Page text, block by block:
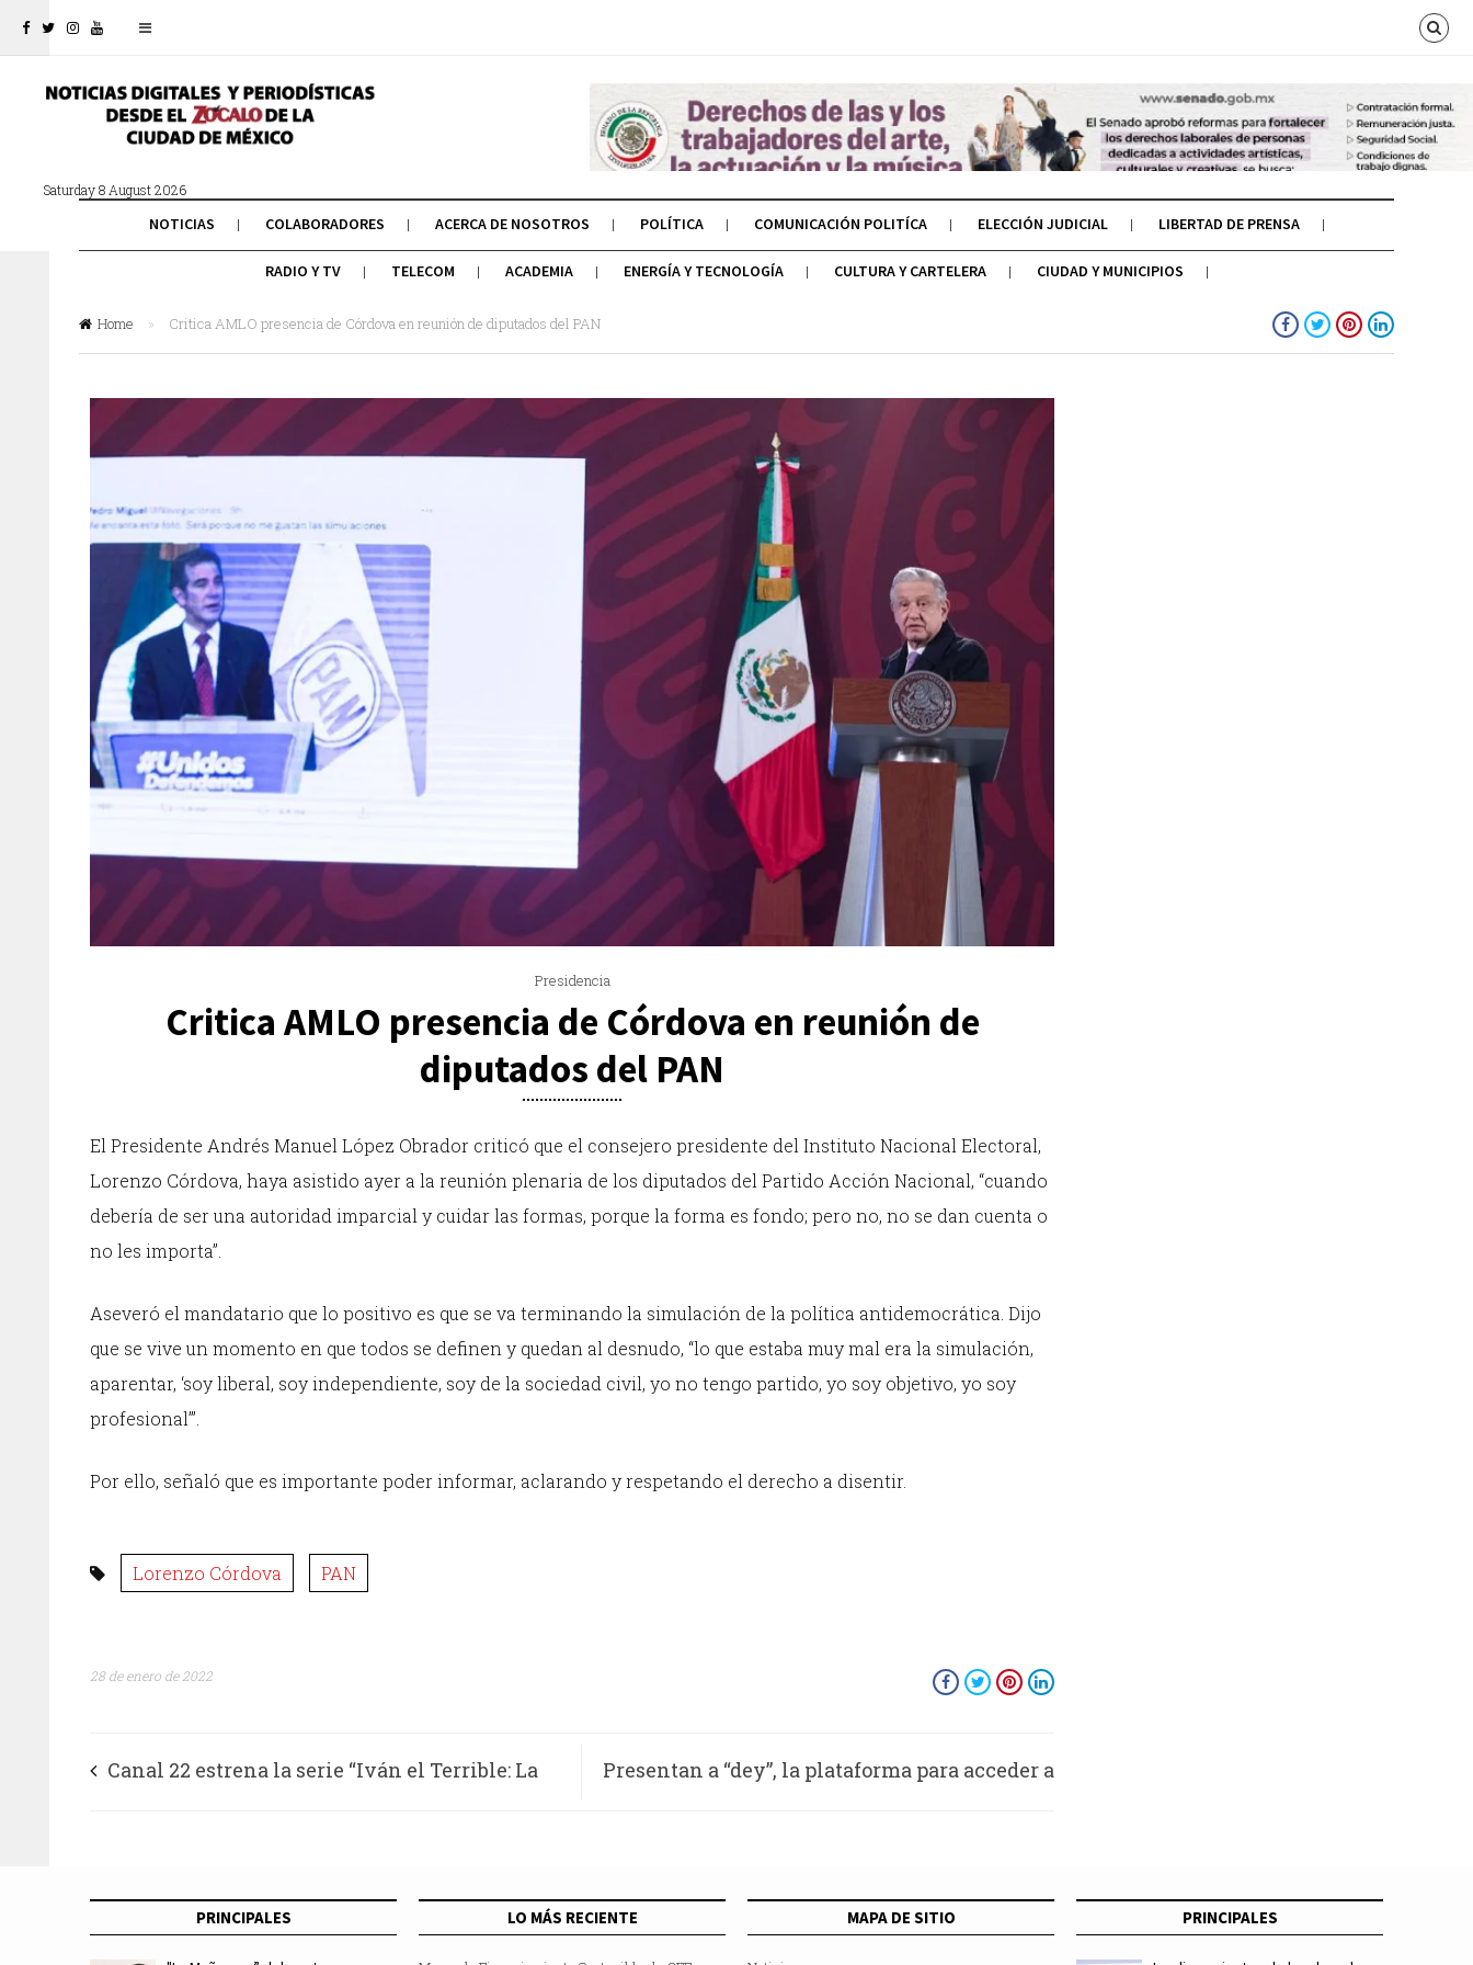
Saturday 8 August 2026
NOTICIAS COLABORADORES ACERCA DE NOSOTROS POLÍTICA COMUNICACIÓN POLITÍCA ELECCIÓN JUDICIAL LIBERTAD DE PRENSA
RADIO Y TV TELECOM ACADEMIA ENERGÍA Y TECNOLOGÍA CULTURA Y CARTELERA CIUDAD Y MUNICIPIOS
Home » Critica AMLO presencia de Córdova en reunión de diputados del PAN
Presidencia
Critica AMLO presencia de Córdova en reunión de
diputados del PAN
El Presidente Andrés Manuel López Obrador criticó que el consejero presidente del Instituto Nacional Electoral,
Lorenzo Córdova, haya asistido ayer a la reunión plenaria de los diputados del Partido Acción Nacional, “cuando
debería de ser una autoridad imparcial y cuidar las formas, porque la forma es fondo; pero no, no se dan cuenta o
no les importa”.
Aseveró el mandatario que lo positivo es que se va terminando la simulación de la política antidemocrática. Dijo
que se vive un momento en que todos se definen y quedan al desnudo, “lo que estaba muy mal era la simulación,
aparentar, ‘soy liberal, soy independiente, soy de la sociedad civil, yo no tengo partido, yo soy objetivo, yo soy
profesional’”.
Por ello, señaló que es importante poder informar, aclarando y respetando el derecho a disentir.
Lorenzo Córdova PAN
28 de enero de 2022
Canal 22 estrena la serie “Iván el Terrible: La Presentan a “dey”, la plataforma para acceder a
PRINCIPALES LO MÁS RECIENTE MAPA DE SITIO PRINCIPALES